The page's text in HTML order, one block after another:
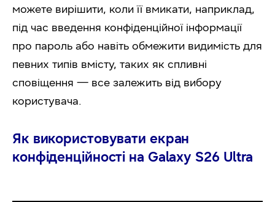
можете вирішити, коли її вмикати, наприклад,
під час введення конфіденційної інформації
про пароль або навіть обмежити видимість для
певних типів вмісту, таких як спливні
сповіщення — все залежить від вибору
користувача.
Як використовувати екран
конфіденційності на Galaxy S26 Ultra